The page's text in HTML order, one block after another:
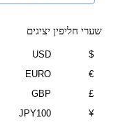
שערי חליפין יציגים
$
USD
€
EURO
£
GBP
¥
JPY100